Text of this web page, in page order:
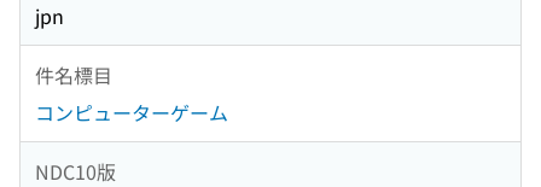
jpn
件名標目
コンピューターゲーム
NDC10版